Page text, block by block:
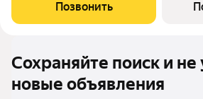
квартиры:
Позвонить
Сохраняйте поиск и не
новые объявления